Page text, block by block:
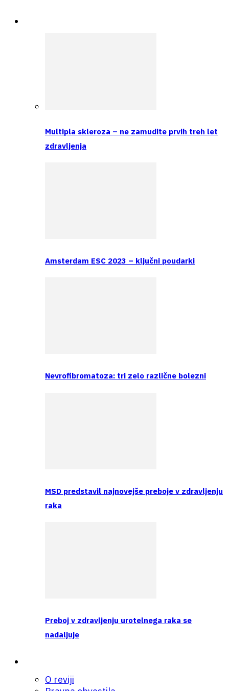
Multipla skleroza – ne zamudite prvih treh let
zdravljenja
Amsterdam ESC 2023 – ključni poudarki
Nevrofibromatoza: tri zelo različne bolezni
MSD predstavil najnovejše preboje v zdravljenju
raka
Preboj v zdravljenju urotelnega raka se
nadaljuje
O reviji